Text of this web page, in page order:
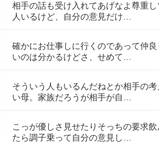
相手の話も受け入れてあげなよ尊重
人いるけど、自分の意見だけ…
確かにお仕事しに行くのであって仲
いのは分かるけどさ、せめて…
そういう人もいるんだねとか相手の
い母。家族だろうが相手が自…
こっが優しさ見せたりそっちの要求
たら調子乗って自分の意見し…